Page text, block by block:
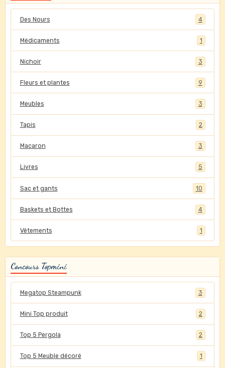
Des Nours 4
Médicaments 1
Nichoir 3
Fleurs et plantes 9
Meubles 3
Tapis 2
Macaron 3
Livres 5
Sac et gants 10
Baskets et Bottes 4
Vêtements 1
Concours Topmini
Megatop Steampunk 3
Mini Top produit 2
Top 5 Pergola 2
Top 5 Meuble décoré 1